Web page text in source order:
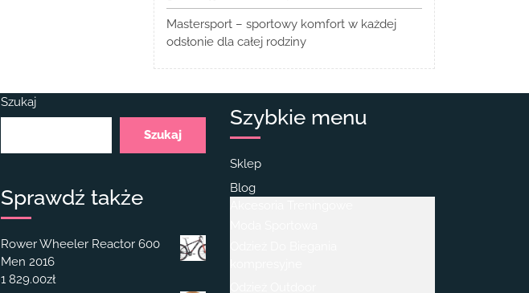
Mastersport – sportowy komfort w każdej
odsłonie dla całej rodziny
Szukaj
Szukaj
Sprawdź także
Rower Wheeler Reactor 600
Men 2016
1 829.00zł
Szybkie menu
Sklep
Blog